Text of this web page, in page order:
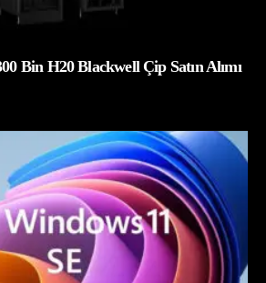
Bin H20 Blackwell Çip Satın Alımı